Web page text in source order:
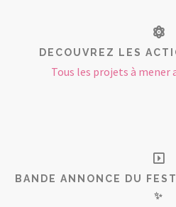
DECOUVREZ LES
Tous les projets à mener
BANDE ANNONCE DU
✨